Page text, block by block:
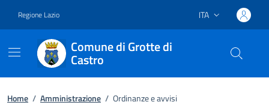
Regione Lazio Lingua attiva:
ITA
Comune di Grotte di
Castro
Home / Amministrazione / Ordinanze e avvisi